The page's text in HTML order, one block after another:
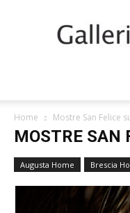
Home Mostre San Felice
MOSTRE SAN
Augusta Home Brescia